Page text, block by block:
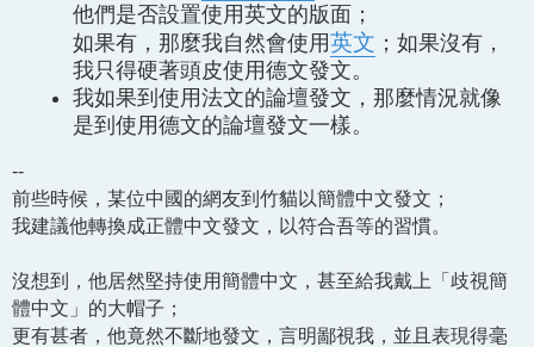
他們是否設置使用英文的版面；
如果有，那麼我自然會使用英文 ；如果沒有，
我只得硬著頭皮使用德文發文。
我如果到使用法文的論壇發文，那麼情況就像
是到使用德文的論壇發文一樣。
--
前些時候，某位中國的網友到竹貓以簡體中文發文；
我建議他轉換成正體中文發文，以符合吾等的習慣。
沒想到，他居然堅持使用簡體中文，甚至給我戴上「歧視簡
體中文」的大帽子；
更有甚者，他竟然不斷地發文，言明鄙視我，並且表現得毫